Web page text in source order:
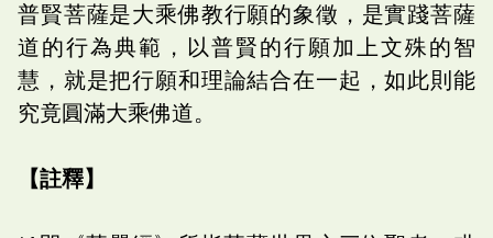
普賢菩薩是大乘佛教行願的象徵，是實踐菩薩
道的行為典範，以普賢的行願加上文殊的智
慧，就是把行願和理論結合在一起，如此則能
究竟圓滿大乘佛道。
【註釋】